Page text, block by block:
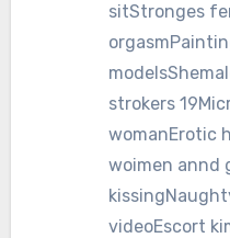
sitStronges
strokers
womanErotic
woimen annd
videoEscort